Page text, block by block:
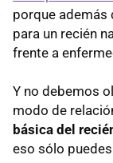
porque además
para un recién
frente a
Y no debemos
modo de
básica del
eso sólo